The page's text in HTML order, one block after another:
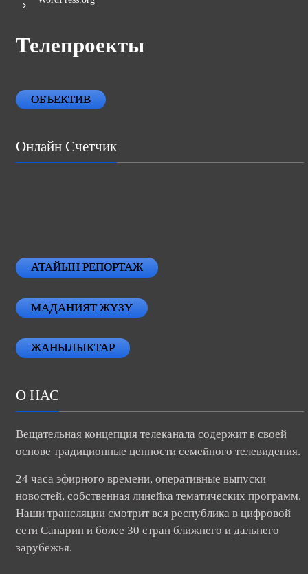
Телепроекты
ОБЪЕКТИВ
Онлайн Счетчик
АТАЙЫН РЕПОРТАЖ
МАДАНИЯТ ЖҮЗҮ
ЖАНЫЛЫКТАР
О НАС
Вещательная концепция телеканала содержит в своей
основе традиционные ценности семейного телевидения.
24 часа эфирного времени, оперативные выпуски
новостей, собственная линейка тематических программ.
Наши трансляции смотрит вся республика в цифровой
сети Санарип и более 30 стран ближнего и дальнего
зарубежья.